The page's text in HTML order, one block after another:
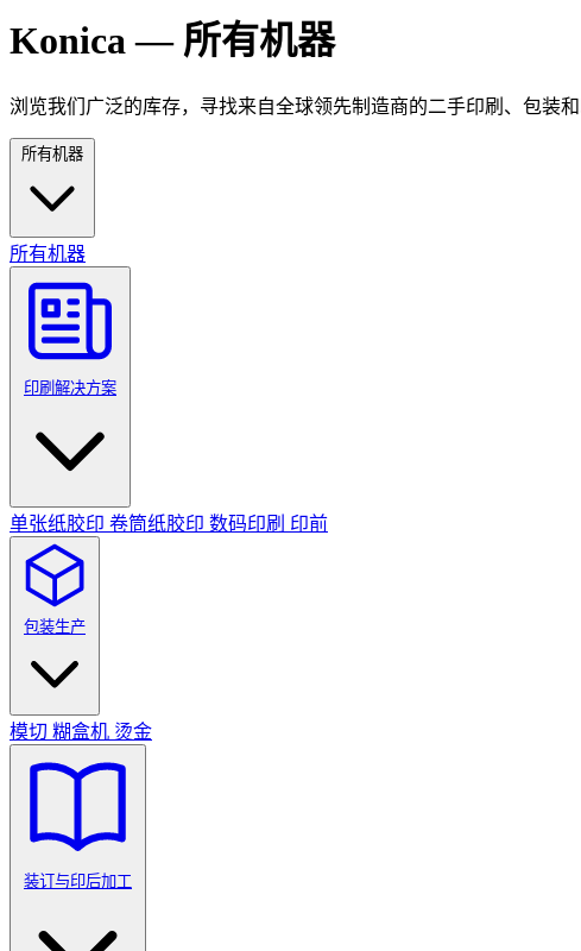
Konica — 所有机器
浏览我们广泛的库存，寻找来自全球领先制造商的二手印刷、包装
所有机器
所有机器
印刷解决方案
单张纸胶印 卷筒纸胶印 数码印刷 印前
包装生产
模切 糊盒机 烫金
装订与印后加工